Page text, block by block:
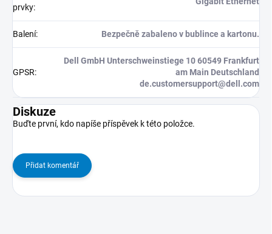
prvky:
Balení: Bezpečně zabaleno v bublince a kartonu.
GPSR:
Dell GmbH Unterschweinstiege 10 60549 Frankfurt
am Main Deutschland
de.customersupport@dell.com
Diskuze
Buďte první, kdo napíše příspěvek k této položce.
Přidat komentář